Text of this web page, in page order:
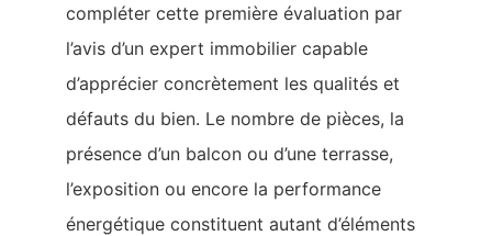
compléter cette première évaluation par
l’avis d’un expert immobilier capable
d’apprécier concrètement les qualités et
défauts du bien. Le nombre de pièces, la
présence d’un balcon ou d’une terrasse,
l’exposition ou encore la performance
énergétique constituent autant d’éléments